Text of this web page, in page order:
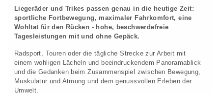
Liegeräder und Trikes passen genau in die heutige Zeit:
sportliche Fortbewegung, maximaler Fahrkomfort, eine
Wohltat für den Rücken - hohe, beschwerdefreie
Tagesleistungen mit und ohne Gepäck.
Radsport, Touren oder die tägliche Strecke zur Arbeit mit
einem wohligen Lächeln und beeindruckendem Panoramablick
und die Gedanken beim Zusammenspiel zwischen Bewegung,
Muskulatur und Atmung und dem genussvollen Erleben der
Umwelt.